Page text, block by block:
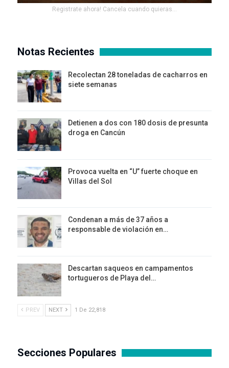
Registrate ahora! Cancela cuando quieras...
Notas Recientes
Recolectan 28 toneladas de cacharros en
siete semanas
Detienen a dos con 180 dosis de presunta
droga en Cancún
Provoca vuelta en “U” fuerte choque en
Villas del Sol
Condenan a más de 37 años a
responsable de violación en…
Descartan saqueos en campamentos
tortugueros de Playa del…
PREV NEXT 1 De 22,818
Secciones Populares